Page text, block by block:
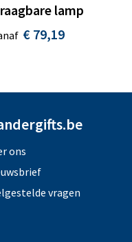
lamp
€ 79,19
ons
vragen